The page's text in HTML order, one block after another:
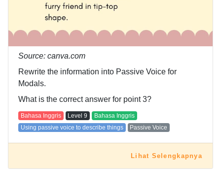
Source: canva.com
Rewrite the information into Passive Voice for
Modals.
What is the correct answer for point 3?
Bahasa Inggris Level 9
Bahasa Inggris
Using passive voice to describe things
Passive Voice
Lihat Selengkapnya